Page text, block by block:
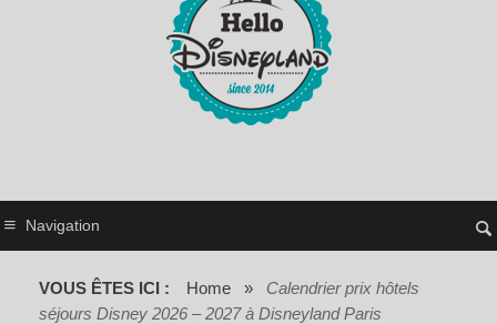
Navigation
VOUS ÊTES ICI : Home »
Calendrier prix hôtels
séjours Disney 2026 – 2027 à Disneyland Paris